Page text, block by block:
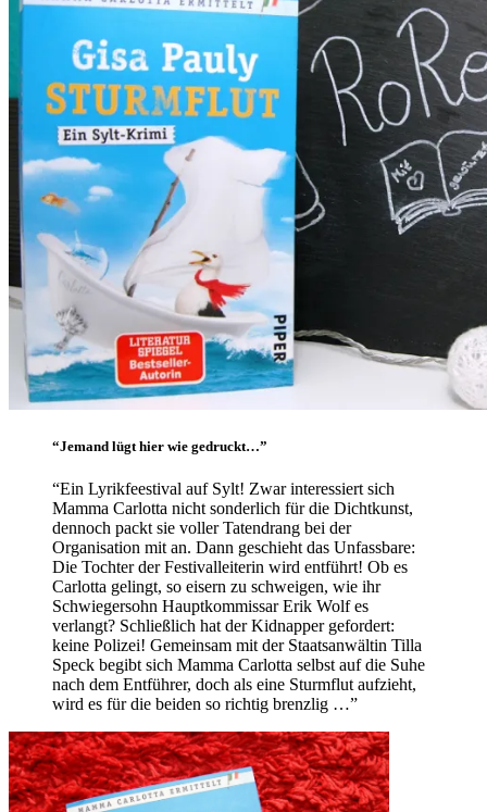
“Jemand lügt hier wie gedruckt…”
“Ein Lyrikfeestival auf Sylt! Zwar interessiert sich
Mamma Carlotta nicht sonderlich für die Dichtkunst,
dennoch packt sie voller Tatendrang bei der
Organisation mit an. Dann geschieht das Unfassbare:
Die Tochter der Festivalleiterin wird entführt! Ob es
Carlotta gelingt, so eisern zu schweigen, wie ihr
Schwiegersohn Hauptkommissar Erik Wolf es
verlangt? Schließlich hat der Kidnapper gefordert:
keine Polizei! Gemeinsam mit der Staatsanwältin Tilla
Speck begibt sich Mamma Carlotta selbst auf die Suhe
nach dem Entführer, doch als eine Sturmflut aufzieht,
wird es für die beiden so richtig brenzlig …”